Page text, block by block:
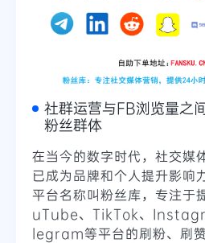
社群运营与FB浏览量之
粉丝群体
在当今的数字时代，社交
已成为品牌和个人提升影响
平台名称叫粉丝库，专注
uTube、TikTok、
legram等平台的刷粉、刷